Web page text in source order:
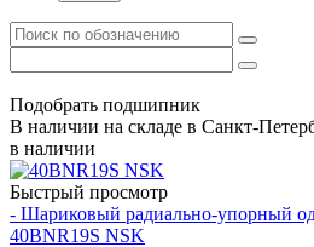
Подобрать подшипник
В наличии на складе в Санкт-
в наличии
Быстрый просмотр
- Шариковый радиально-упорный
40BNR19S NSK